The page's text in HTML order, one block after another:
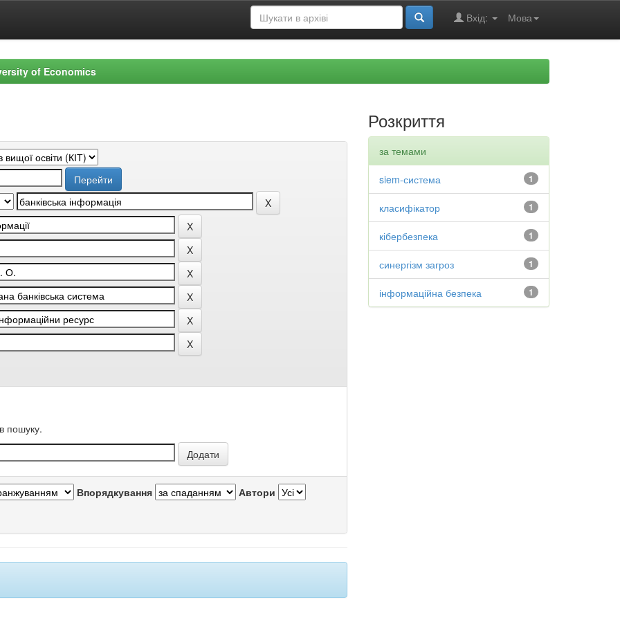
Мова
Вхід:
of Economics
пошуку.
Впорядкування Автори
Розкриття
за темами
1
siem-система
1
класифікатор
1
кібербезпека
1
синергізм загроз
1
інформаційна безпека